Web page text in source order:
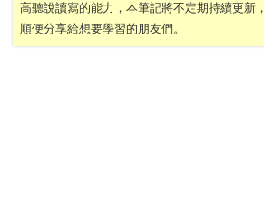
高聽說讀寫的能力，本筆記將不定期持續更新，
順便分享給想要學習的朋友們。